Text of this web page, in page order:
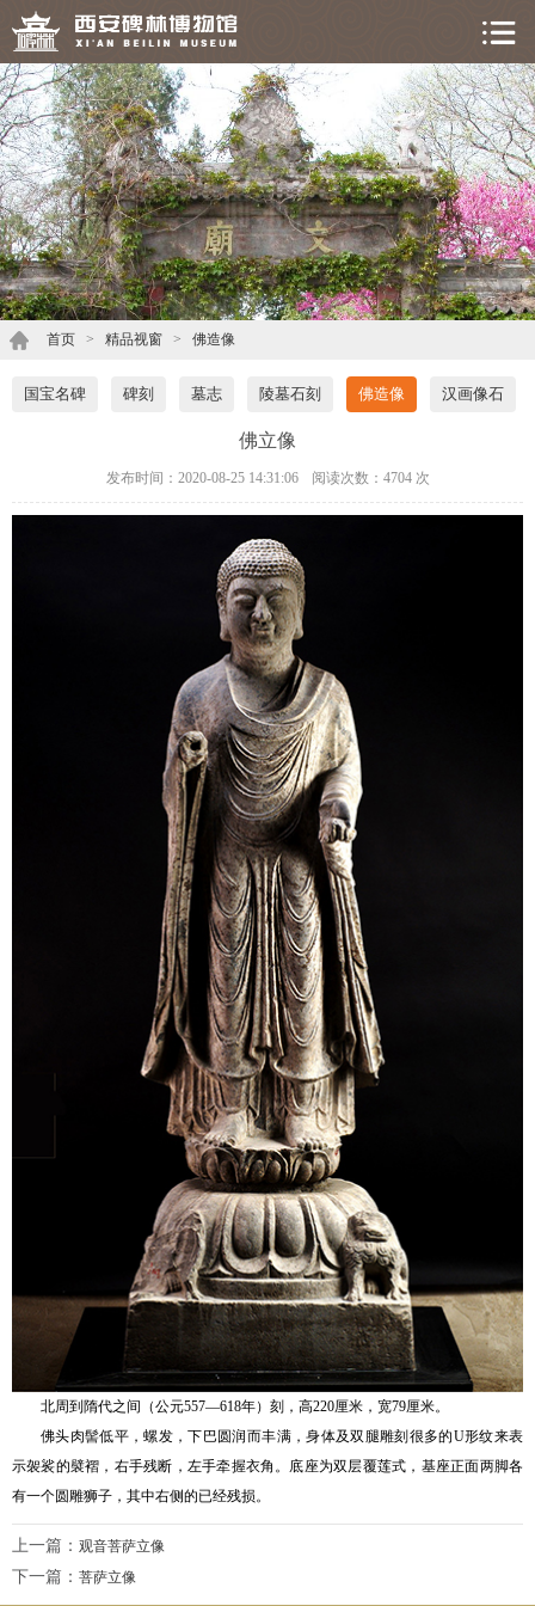
首页 > 精品视窗 > 佛造像
国宝名碑 碑刻 墓志 陵墓石刻 佛造像 汉画像石
佛立像
发布时间：2020-08-25 14:31:06 阅读次数： 4704 次
北周到隋代之间（公元557—618年）刻，高220厘米，宽79厘米。
佛头肉髻低平，螺发，下巴圆润而丰满，身体及双腿雕刻很多的U形纹来表
示袈裟的襞褶，右手残断，左手牵握衣角。底座为双层覆莲式，基座正面两脚各
有一个圆雕狮子，其中右侧的已经残损。
上一篇： 观音菩萨立像
下一篇： 菩萨立像